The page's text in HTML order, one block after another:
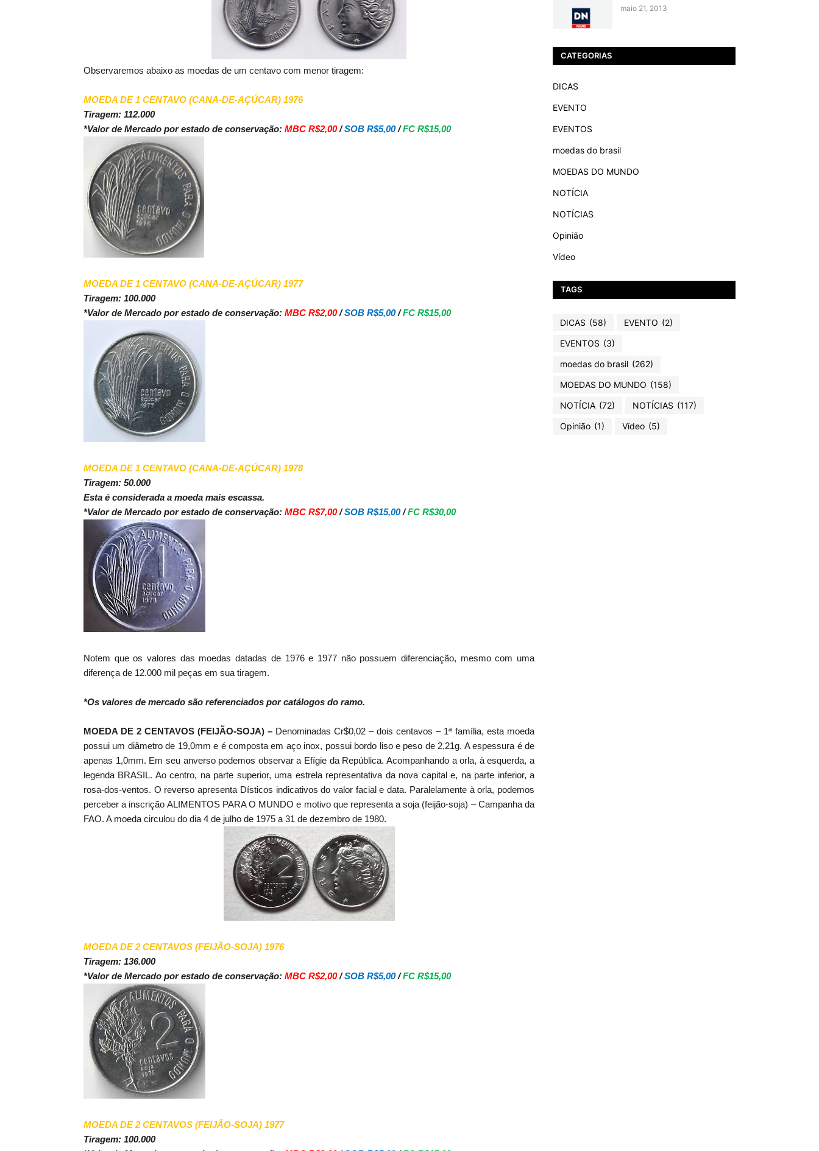
Observaremos abaixo as moedas de um centavo com menor tiragem:
MOEDA DE 1 CENTAVO (CANA-DE-AÇÚCAR) 1976
Tiragem: 112.000
*Valor de Mercado por estado de conservação: MBC R$2,00/SOB R$5,00/FC R$15,00
MOEDA DE 1 CENTAVO (CANA-DE-AÇÚCAR) 1977
Tiragem: 100.000
*Valor de Mercado por estado de conservação: MBC R$2,00/SOB R$5,00/FC R$15,00
MOEDA DE 1 CENTAVO (CANA-DE-AÇÚCAR) 1978
Tiragem: 50.000
Esta é considerada a moeda mais escassa.
*Valor de Mercado por estado de conservação: MBC R$7,00/SOB R$15,00/FC R$30,00
Notem que os valores das moedas datadas de 1976 e 1977 não possuem diferenciação, mesmo com uma
diferença de 12.000 mil peças em sua tiragem.
*Os valores de mercado são referenciados por catálogos do ramo.
MOEDA DE 2 CENTAVOS (FEIJÃO-SOJA) – Denominadas Cr$0,02 – dois centavos – 1ª família, esta moeda
possui um diâmetro de 19,0mm e é composta em aço inox, possui bordo liso e peso de 2,21g. A espessura é de
apenas 1,0mm. Em seu anverso podemos observar a Efígie da República. Acompanhando a orla, à esquerda, a
legenda BRASIL. Ao centro, na parte superior, uma estrela representativa da nova capital e, na parte inferior, a
rosa-dos-ventos. O reverso apresenta Dísticos indicativos do valor facial e data. Paralelamente à orla, podemos
perceber a inscrição ALIMENTOS PARA O MUNDO e motivo que representa a soja (feijão-soja) – Campanha da
FAO. A moeda circulou do dia 4 de julho de 1975 a 31 de dezembro de 1980.
MOEDA DE 2 CENTAVOS (FEIJÃO-SOJA) 1976
Tiragem: 136.000
*Valor de Mercado por estado de conservação: MBC R$2,00/SOB R$5,00/FC R$15,00
MOEDA DE 2 CENTAVOS (FEIJÃO-SOJA) 1977
Tiragem: 100.000
maio 21, 2013
CATEGORIAS
DICAS
EVENTO
EVENTOS
moedas do brasil
MOEDAS DO MUNDO
NOTÍCIA
NOTÍCIAS
Opinião
Vídeo
TAGS
DICAS (58) EVENTO (2)
EVENTOS (3)
moedas do brasil (262)
MOEDAS DO MUNDO (158)
NOTÍCIA (72) NOTÍCIAS (117)
Opinião (1) Vídeo (5)